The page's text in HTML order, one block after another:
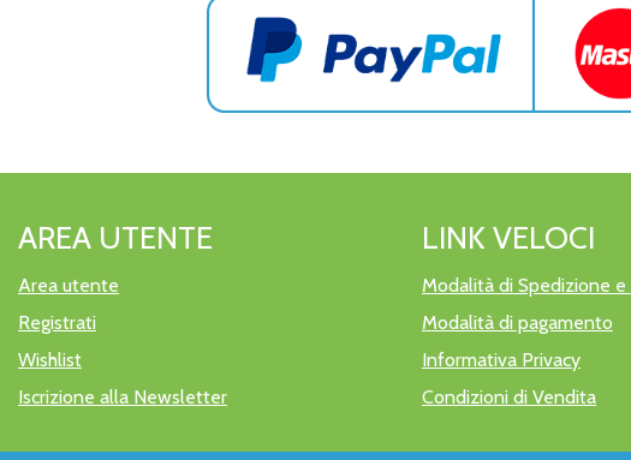
AREA UTENTE
Area utente
Registrati
Wishlist
Iscrizione alla Newsletter
LINK VELOCI
Modalità di Spedizione e
Modalità di pagamento
Informativa Privacy
Condizioni di Vendita